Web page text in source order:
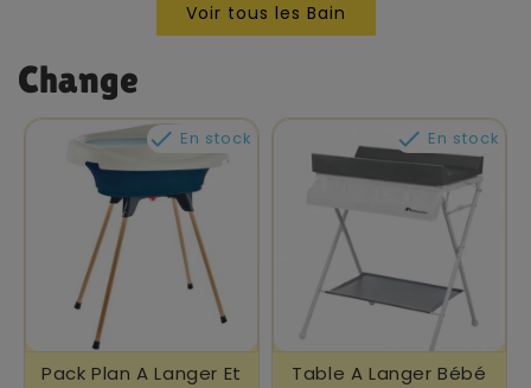
Voir tous les Bain
Change
 En stock
Pack Plan A Langer Et
 En stock
Table A Langer Bébé